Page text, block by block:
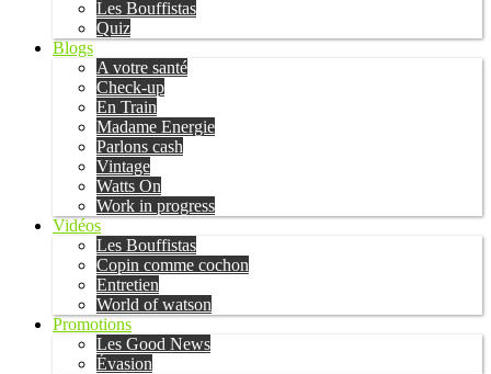
Les Bouffistas
Quiz
Blogs
A votre santé
Check-up
En Train
Madame Energie
Parlons cash
Vintage
Watts On
Work in progress
Vidéos
Les Bouffistas
Copin comme cochon
Entretien
World of watson
Promotions
Les Good News
Évasion